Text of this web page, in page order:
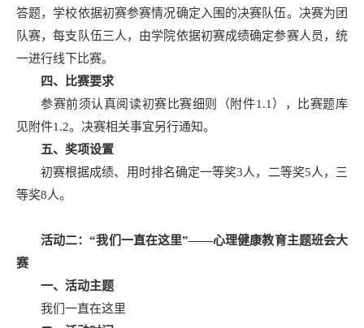
答题，学校依据初赛参赛情况确定入围的决赛队伍。决赛为团
队赛，每支队伍三人，由学院依据初赛成绩确定参赛人员，统
一进行线下比赛。
四、比赛要求
参赛前须认真阅读初赛比赛细则（附件1.1），比赛题库
见附件1.2。决赛相关事宜另行通知。
五、奖项设置
初赛根据成绩、用时排名确定一等奖3人，二等奖5人，三
等奖8人。
活动二：“我们一直在这里”——心理健康教育主题班会大
赛
一、活动主题
我们一直在这里